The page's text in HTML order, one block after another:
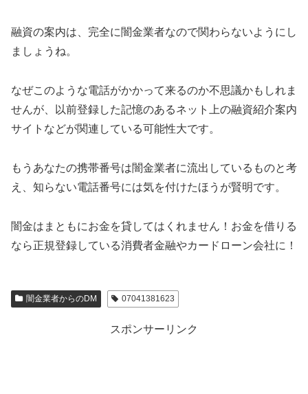
融資の案内は、完全に闇金業者なので関わらないようにし
ましょうね。
なぜこのような電話がかかって来るのか不思議かもしれま
せんが、以前登録した記憶のあるネット上の融資紹介案内
サイトなどが関連している可能性大です。
もうあなたの携帯番号は闇金業者に流出しているものと考
え、知らない電話番号には気を付けたほうが賢明です。
闇金はまともにお金を貸してはくれません！お金を借りる
なら正規登録している消費者金融やカードローン会社に！
闇金業者からのDM 07041381623
スポンサーリンク